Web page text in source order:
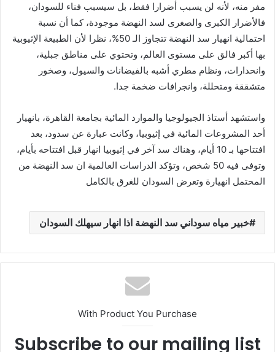
مفر منه، لأنه لن يسبب أضرارا فقط، بل سيسبب فناء للسودان،
فالأضرار الكبرى والصغرى لسد النهضة موجودة، كما أن نسبة
احتمالية انهيار سد النهضة تتجاوز الـ 50%، نظرا لأن الطبيعة الإثيوبية
بها أكبر فالق على مستوى العالم، وتحتوي على مناطق جبلية،
وانحدارات، ونظام مطري أشبه بالفيضانات والسيول، وصخور
متشققة ومتحللة، وانجرافات ضخمة جدا.
واستشهد أستاذ الجيولوجيا والموارد المائية بجامعة القاهرة، بانهيار
أحد المشروعات المائية في إثيوبيا، وكانت عبارة عن سدود، بعد
افتتاحها بـ 10 أيام، وهناك سد آخر في إثيوبيا انهار قبل افتتاحه بأيام،
وتوفى فيه 50 شخص، وتؤكد الدراسات العالمية ان سد النهضة من
المحتمل انهيارة وتعرض السودان للغرق بالكامل
خبير مياه سوداني سد النهضة اذا انهار سيهلك السودان
With Product You Purchase
Subscribe to our mailing list